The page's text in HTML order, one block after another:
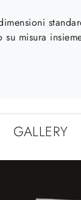
misura
GALLERY